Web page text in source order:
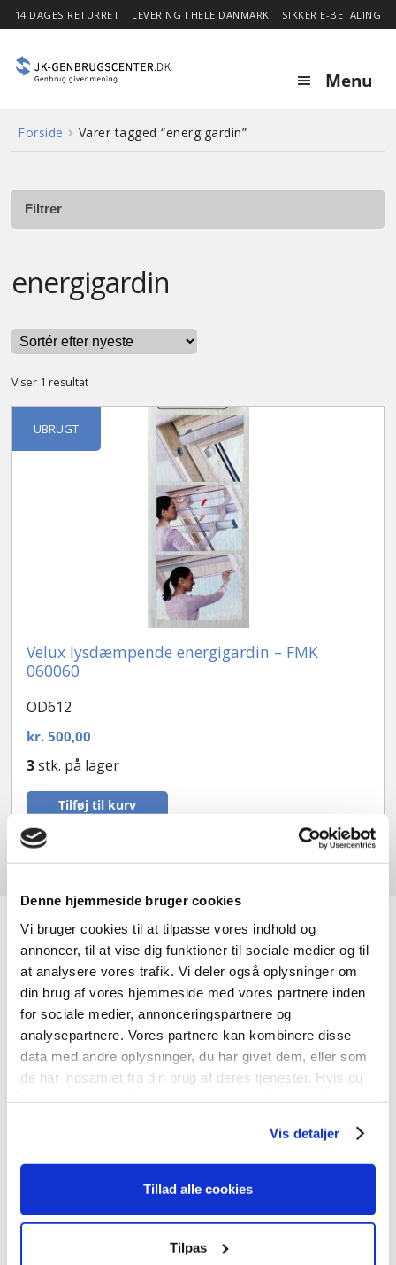
Denne hjemmeside bruger cookies
Vi bruger cookies til at tilpasse vores indhold og
annoncer, til at vise dig funktioner til sociale medier og til
at analysere vores trafik. Vi deler også oplysninger om
din brug af vores hjemmeside med vores partnere inden
for sociale medier, annonceringspartnere og
analysepartnere. Vores partnere kan kombinere disse
data med andre oplysninger, du har givet dem, eller som
de har indsamlet fra din brug af deres tjenester. Hvis du
Vis detaljer
Tillad alle cookies
Tilpas
14 DAGES RETURRET LEVERING I HELE DANMARK SIKKER E-BETALING
Menu
Forside
Shop
menu
Nyheder
Kontakt
Forside Varer tagged “energigardin”
Filtrer
energigardin
Viser 1 resultat
UBRUGT
Velux lysdæmpende energigardin – FMK
060060
OD612
kr.500,00
Tilføj til kurv
3stk. på lager
JK-Genbrugscenter
Hos JK-Genbrugscenter handler vi primært med nye og
brugte døre og vinduer, men vi har også andre
byggematerialer. Vi har materialer med charme og
kvalitet til gode priser og noget til enhver smag.
Kontakt